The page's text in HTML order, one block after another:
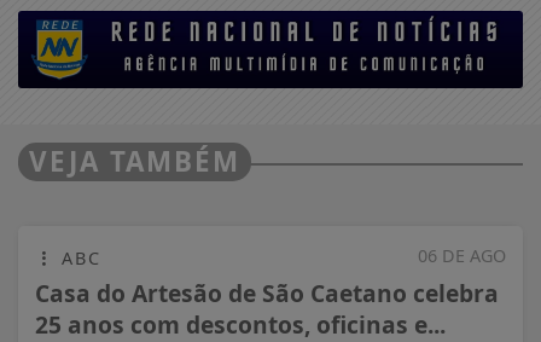
VEJA TAMBÉM
06 DE AGO
ABC
Casa do Artesão de São Caetano celebra
25 anos com descontos, oficinas e...